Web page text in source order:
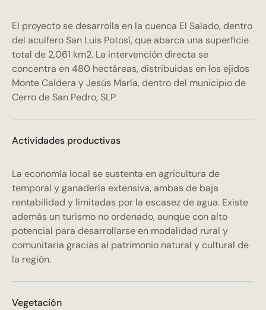
El proyecto se desarrolla en la cuenca El Salado, dentro
del acuífero San Luis Potosí, que abarca una superficie
total de 2,061 km2. La intervención directa se
concentra en 480 hectáreas, distribuidas en los ejidos
Monte Caldera y Jesús María, dentro del municipio de
Cerro de San Pedro, SLP
Actividades productivas
La economía local se sustenta en agricultura de
temporal y ganadería extensiva, ambas de baja
rentabilidad y limitadas por la escasez de agua. Existe
además un turismo no ordenado, aunque con alto
potencial para desarrollarse en modalidad rural y
comunitaria gracias al patrimonio natural y cultural de
la región.
Vegetación